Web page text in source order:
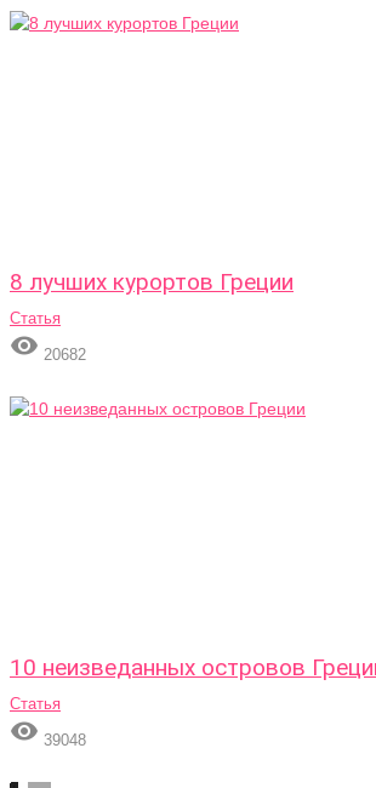
8 лучших курортов Греции
Статья
 20682
10 неизведанных островов
Статья
 39048